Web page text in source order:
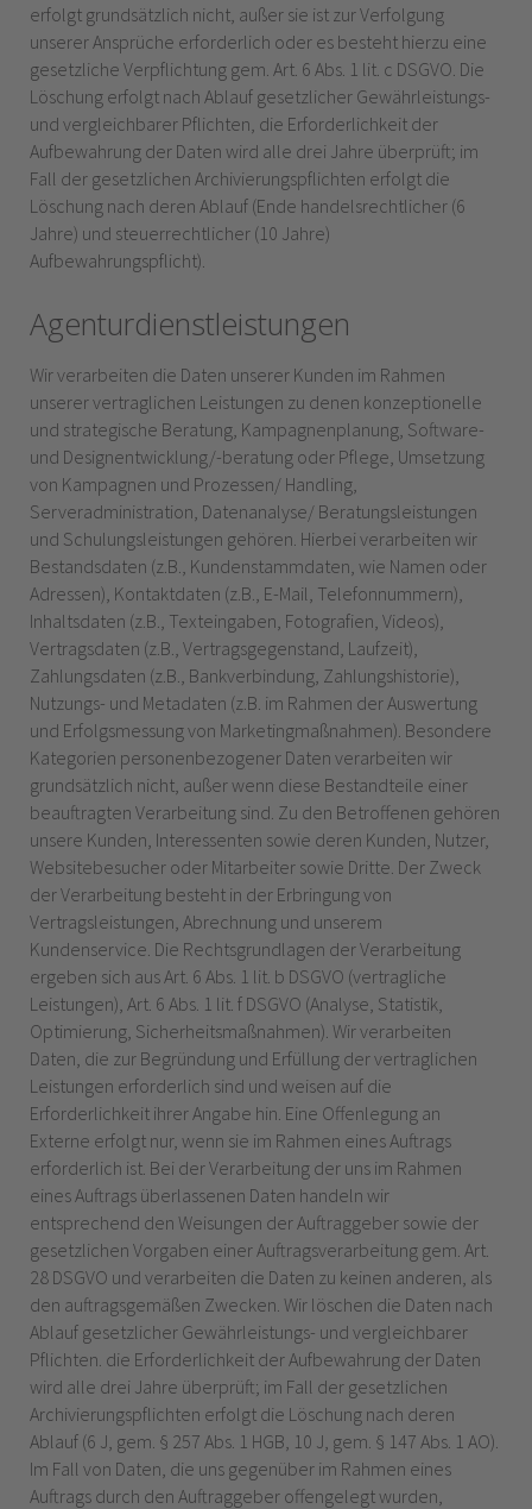
erfolgt grundsätzlich nicht, außer sie ist zur Verfolgung
unserer Ansprüche erforderlich oder es besteht hierzu eine
gesetzliche Verpflichtung gem. Art. 6 Abs. 1 lit. c DSGVO. Die
Löschung erfolgt nach Ablauf gesetzlicher Gewährleistungs-
und vergleichbarer Pflichten, die Erforderlichkeit der
Aufbewahrung der Daten wird alle drei Jahre überprüft; im
Fall der gesetzlichen Archivierungspflichten erfolgt die
Löschung nach deren Ablauf (Ende handelsrechtlicher (6
Jahre) und steuerrechtlicher (10 Jahre)
Aufbewahrungspflicht).
Agenturdienstleistungen
Wir verarbeiten die Daten unserer Kunden im Rahmen
unserer vertraglichen Leistungen zu denen konzeptionelle
und strategische Beratung, Kampagnenplanung, Software-
und Designentwicklung/-beratung oder Pflege, Umsetzung
von Kampagnen und Prozessen/ Handling,
Serveradministration, Datenanalyse/ Beratungsleistungen
und Schulungsleistungen gehören. Hierbei verarbeiten wir
Bestandsdaten (z.B., Kundenstammdaten, wie Namen oder
Adressen), Kontaktdaten (z.B., E-Mail, Telefonnummern),
Inhaltsdaten (z.B., Texteingaben, Fotografien, Videos),
Vertragsdaten (z.B., Vertragsgegenstand, Laufzeit),
Zahlungsdaten (z.B., Bankverbindung, Zahlungshistorie),
Nutzungs- und Metadaten (z.B. im Rahmen der Auswertung
und Erfolgsmessung von Marketingmaßnahmen). Besondere
Kategorien personenbezogener Daten verarbeiten wir
grundsätzlich nicht, außer wenn diese Bestandteile einer
beauftragten Verarbeitung sind. Zu den Betroffenen gehören
unsere Kunden, Interessenten sowie deren Kunden, Nutzer,
Websitebesucher oder Mitarbeiter sowie Dritte. Der Zweck
der Verarbeitung besteht in der Erbringung von
Vertragsleistungen, Abrechnung und unserem
Kundenservice. Die Rechtsgrundlagen der Verarbeitung
ergeben sich aus Art. 6 Abs. 1 lit. b DSGVO (vertragliche
Leistungen), Art. 6 Abs. 1 lit. f DSGVO (Analyse, Statistik,
Optimierung, Sicherheitsmaßnahmen). Wir verarbeiten
Daten, die zur Begründung und Erfüllung der vertraglichen
Leistungen erforderlich sind und weisen auf die
Erforderlichkeit ihrer Angabe hin. Eine Offenlegung an
Externe erfolgt nur, wenn sie im Rahmen eines Auftrags
erforderlich ist. Bei der Verarbeitung der uns im Rahmen
eines Auftrags überlassenen Daten handeln wir
entsprechend den Weisungen der Auftraggeber sowie der
gesetzlichen Vorgaben einer Auftragsverarbeitung gem. Art.
28 DSGVO und verarbeiten die Daten zu keinen anderen, als
den auftragsgemäßen Zwecken. Wir löschen die Daten nach
Ablauf gesetzlicher Gewährleistungs- und vergleichbarer
Pflichten. die Erforderlichkeit der Aufbewahrung der Daten
wird alle drei Jahre überprüft; im Fall der gesetzlichen
Archivierungspflichten erfolgt die Löschung nach deren
Ablauf (6 J, gem. § 257 Abs. 1 HGB, 10 J, gem. § 147 Abs. 1 AO).
Im Fall von Daten, die uns gegenüber im Rahmen eines
Auftrags durch den Auftraggeber offengelegt wurden,